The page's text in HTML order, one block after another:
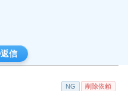
返信
NG 削除依頼